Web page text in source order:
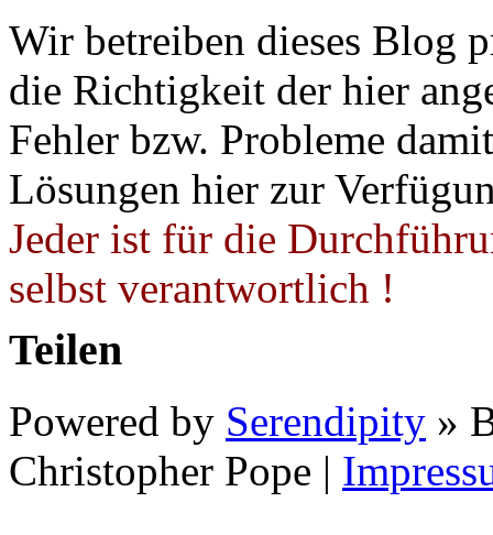
Wir betreiben dieses Blog
die Richtigkeit der hier
Fehler bzw. Probleme
Lösungen hier zur
Jeder ist für die
selbst verantwortlich !
Teilen
Powered by Serendipity »
Christopher Pope |